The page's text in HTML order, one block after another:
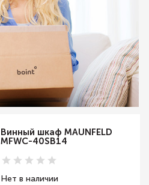
Винный шкаф MAUNFELD
MFWC-40SB14
Нет в наличии